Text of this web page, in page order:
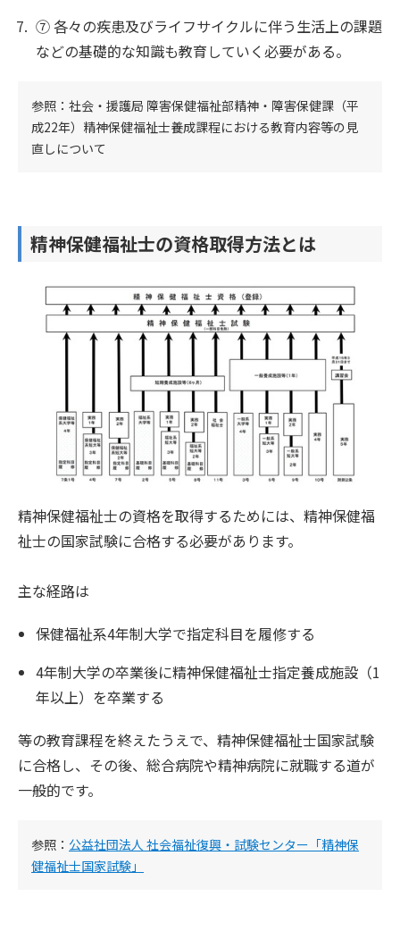
⑦ 各々の疾患及びライフサイクルに伴う生活上の課題
などの基礎的な知識も教育していく必要がある。
参照：社会・援護局 障害保健福祉部精神・障害保健課（平
成22年）精神保健福祉士養成課程における教育内容等の見
直しについて
精神保健福祉士の資格取得方法とは
精神保健福祉士の資格を取得するためには、精神保健福
祉士の国家試験に合格する必要があります。
主な経路は
保健福祉系4年制大学で指定科目を履修する
4年制大学の卒業後に精神保健福祉士指定養成施設（1
年以上）を卒業する
等の教育課程を終えたうえで、精神保健福祉士国家試験
に合格し、その後、総合病院や精神病院に就職する道が
一般的です。
参照： 公益社団法人 社会福祉復興・試験センター「精神保
健福祉士国家試験」